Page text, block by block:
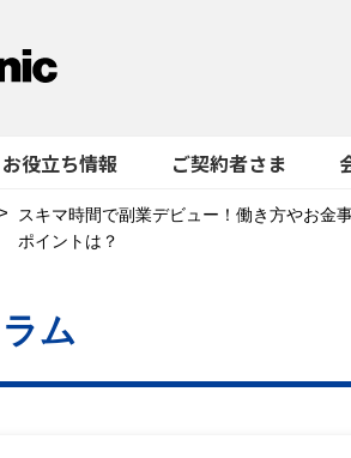
お役立ち情報 ご契約者さま
スキマ時間で副業デビュー！働き方やお金
ポイントは？
ム